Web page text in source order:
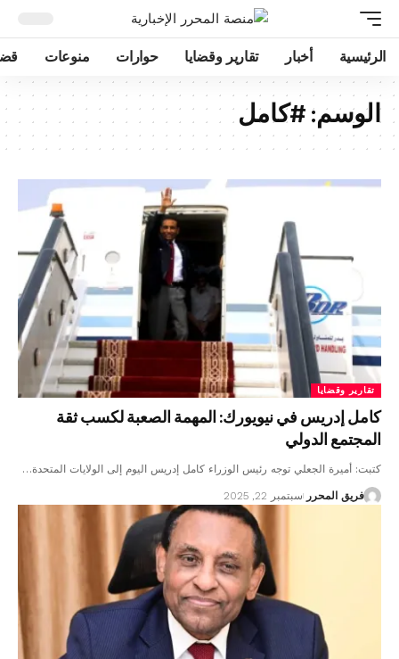
الرئيسية أخبار تقارير وقضايا حوارات منوعات
الوسم: #كامل
تقارير وقضايا
كامل إدريس في نيويورك: المهمة الصعبة لكسب ثقة
المجتمع الدولي
كتبت: أميرة الجعلي توجه رئيس الوزراء كامل إدريس اليوم إلى الولايات المتحدة…
فريق المحرر سبتمبر 22, 2025